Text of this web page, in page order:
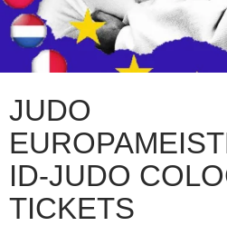
JUDO
ID-JUDO
TICKETS